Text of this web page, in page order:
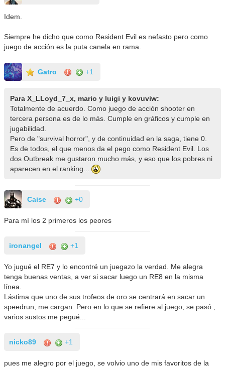
Idem.
Siempre he dicho que como Resident Evil es nefasto pero como
juego de acción es la puta canela en rama.
Gatro +1
Para X_LLoyd_7_x, mario y luigi y kovuviw:
Totalmente de acuerdo. Como juego de acción shooter en
tercera persona es de lo más. Cumple en gráficos y cumple en
jugabilidad.
Pero de "survival horror", y de continuidad en la saga, tiene 0.
Es de todos, el que menos da el pego como Resident Evil. Los
dos Outbreak me gustaron mucho más, y eso que los pobres ni
aparecen en el ranking...
Caise +0
Para mí los 2 primeros los peores
ironangel +1
Yo jugué el RE7 y lo encontré un juegazo la verdad. Me alegra
tenga buenas ventas, a ver si sacar luego un RE8 en la misma
línea.
Lástima que uno de sus trofeos de oro se centrará en sacar un
speedrun, me cargan. Pero en lo que se refiere al juego, se pasó ,
varios sustos me pegué...
nicko89 +1
pues me alegro por el juego, se volvio uno de mis favoritos de la